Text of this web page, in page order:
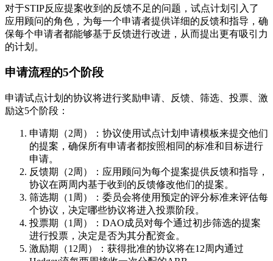
对于STIP反应提案收到的反馈不足的问题，试点计划引入了
应用顾问的角色，为每一个申请者提供详细的反馈和指导，确
保每个申请者都能够基于反馈进行改进，从而提出更有吸引力
的计划。
申请流程的5个阶段
申请试点计划的协议将进行奖励申请、反馈、筛选、投票、激
励这5个阶段：
申请期（2周）：协议使用试点计划申请模板来提交他们
的提案，确保所有申请者都按照相同的标准和目标进行
申请。
反馈期（2周）：应用顾问为每个提案提供反馈和指导，
协议在两周内基于收到的反馈修改他们的提案。
筛选期（1周）：委员会将使用预定的评分标准来评估每
个协议，决定哪些协议将进入投票阶段。
投票期（1周）：DAO成员对每个通过初步筛选的提案
进行投票，决定是否为其分配资金。
激励期（12周）：获得批准的协议将在12周内通过